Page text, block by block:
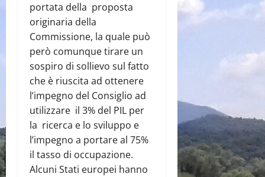
portata della proposta
originaria della
Commissione, la quale può
però comunque tirare un
sospiro di sollievo sul fatto
che è riuscita ad ottenere
l’impegno del Consiglio ad
utilizzare il 3% del PIL per
la ricerca e lo sviluppo e
l’impegno a portare al 75%
il tasso di occupazione.
Alcuni Stati europei hanno